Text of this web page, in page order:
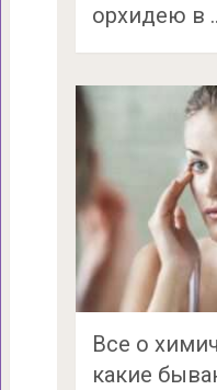
орхидею в
Все о
какие